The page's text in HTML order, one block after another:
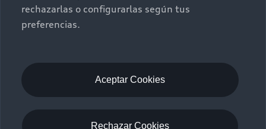
rechazarlas o configurarlas según tus
preferencias.
Aceptar Cookies
Rechazar Cookies
Información de vehículo nuevo
©2025 Audi de México división de Volkswagen de
Utilizamos cookies para mejorar nuestro sitio
web y tu experiencia en línea. Al continuar
navegando en este sitio web, aceptas el uso de
Términos y Condiciones
Aviso de privacidad